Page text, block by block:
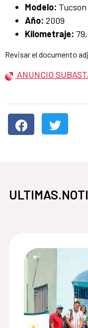
Modelo: Tucson
Año: 2009
Kilometraje:
Revisar el documento
ANUNCIO